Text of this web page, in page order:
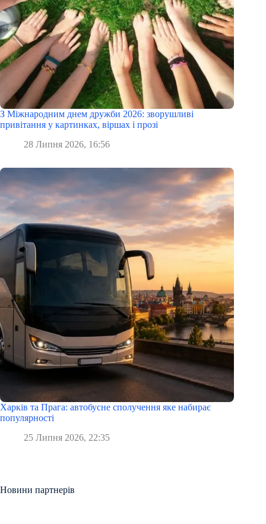
З Міжнародним днем дружби 2026: зворушливі
привітання у картинках, віршах і прозі
28 Липня 2026, 16:56
Харків та Прага: автобусне сполучення яке набирає
популярності
25 Липня 2026, 22:35
Новини партнерів